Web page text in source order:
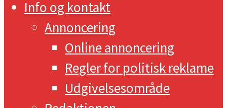
Info og kontakt
Annoncering
Online annoncering
Regler for politisk reklame
Udgivelsesområde